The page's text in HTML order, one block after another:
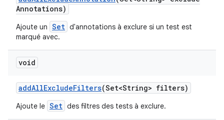
Annotations)
Ajoute un Set d'annotations à exclure si un test est
marqué avec.
void
addAllExcludeFilters(Set<String> filters)
Ajoute le Set des filtres des tests à exclure.